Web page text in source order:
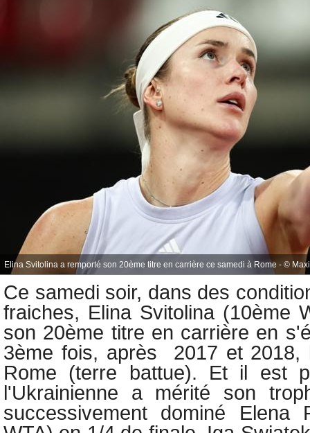
Elina Svitolina a remporté son 20ème titre en carrière ce samedi à Rome - ©
Ce samedi soir, dans des
fraiches, Elina Svitolina (10ème
son 20ème titre en carrière en
3ème fois, après
2017 et 2018,
Rome (terre battue). Et il est
l'Ukrainienne a mérité son
successivement dominé Elena